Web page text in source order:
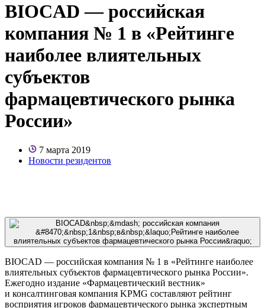
BIOCAD — российская
компания № 1 в «Рейтинге
наиболее влиятельных
субъектов
фармацевтического рынка
России»
7 марта 2019
Новости резидентов
BIOCAD — российская компания № 1 в «Рейтинге наиболее
влиятельных субъектов фармацевтического рынка России».
Ежегодно издание «Фармацевтический вестник»
и консалтинговая компания KPMG составляют рейтинг
восприятия игроков фармацевтического рынка экспертным